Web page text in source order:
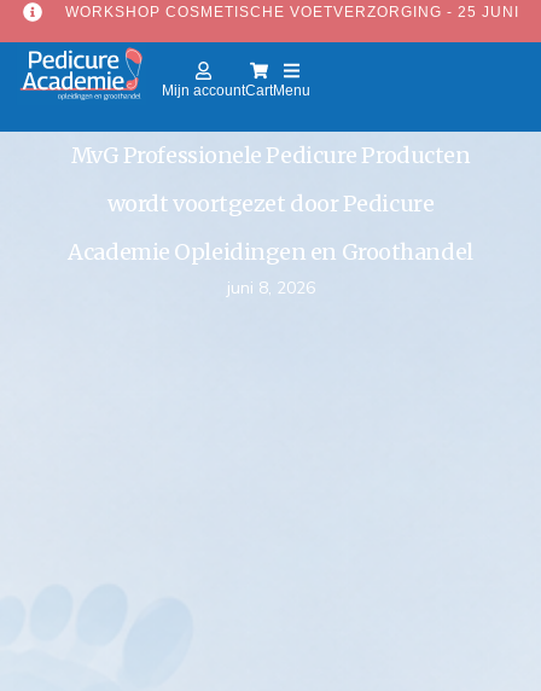
WORKSHOP COSMETISCHE VOETVERZORGING - 25 JUNI
Mijn accountCartMenu
MvG Professionele Pedicure Producten
wordt voortgezet door Pedicure
Academie Opleidingen en Groothandel
juni 8, 2026